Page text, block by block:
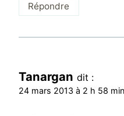
Répondre
Tanargan dit :
24 mars 2013 à 2 h 58 min